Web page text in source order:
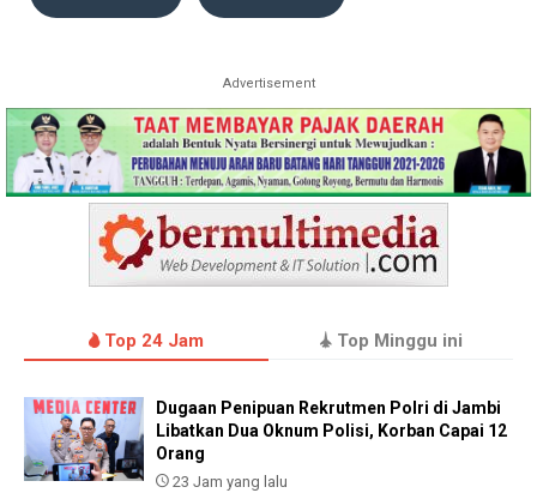
Advertisement
Top 24 Jam Top Minggu ini
Dugaan Penipuan Rekrutmen Polri di Jambi
Libatkan Dua Oknum Polisi, Korban Capai 12
Orang
23 Jam yang lalu